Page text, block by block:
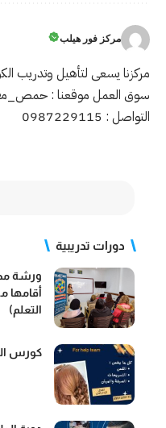
مركز فور هيلب
مركزنا يسعى لتأهيل وتدريب
سوق العمل موقعنا :
التواصل : 0987229115
دورات تدريبية
ورشة
أقامها
التعلم)
كورس